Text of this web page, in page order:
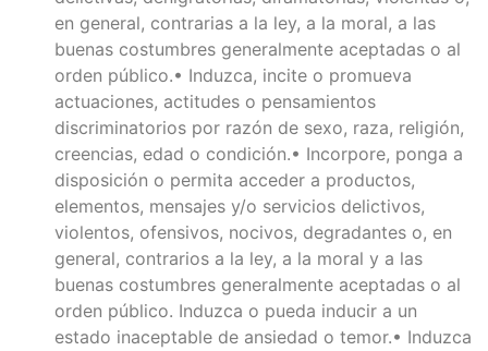
en general, contrarias a la ley, a la moral, a las
buenas costumbres generalmente aceptadas o al
orden público.• Induzca, incite o promueva
actuaciones, actitudes o pensamientos
discriminatorios por razón de sexo, raza, religión,
creencias, edad o condición.• Incorpore, ponga a
disposición o permita acceder a productos,
elementos, mensajes y/o servicios delictivos,
violentos, ofensivos, nocivos, degradantes o, en
general, contrarios a la ley, a la moral y a las
buenas costumbres generalmente aceptadas o al
orden público. Induzca o pueda inducir a un
estado inaceptable de ansiedad o temor.• Induzca